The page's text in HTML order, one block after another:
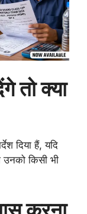
तो क्या
दिया हैं, यदि
उनको किसी भी